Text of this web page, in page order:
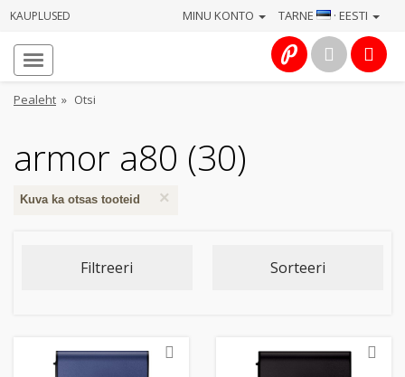
KAUPLUSED TARNE · EESTI
MINU KONTO
Pealeht » Otsi
armor a80 (30)
×
Kuva ka otsas tooteid
Filtreeri Sorteeri
Info
Elektroonika